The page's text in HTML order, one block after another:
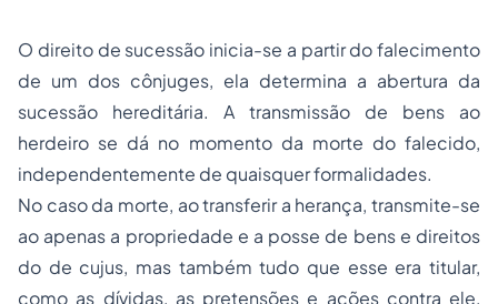
O direito de sucessão inicia-se a partir do falecimento
de um dos cônjuges, ela determina a abertura da
sucessão hereditária. A transmissão de bens ao
herdeiro se dá no momento da morte do falecido,
independentemente de quaisquer formalidades.
No caso da morte, ao transferir a herança, transmite-se
ao apenas a propriedade e a posse de bens e direitos
do de cujus, mas também tudo que esse era titular,
como as dívidas, as pretensões e ações contra ele,